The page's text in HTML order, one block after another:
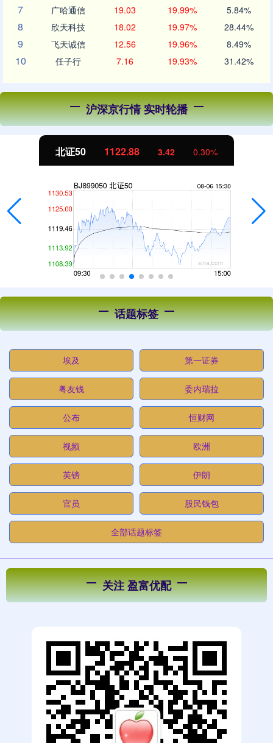
7 广哈通信 19.03 19.99% 5.84%
8 欣天科技 18.02 19.97% 28.44%
9 飞天诚信 12.56 19.96% 8.49%
10 任子行 7.16 19.93% 31.42%
沪深京行情 实时轮播
北证50 1122.88 3.42 0.30%
话题标签
埃及 第一证券
粤友钱 委内瑞拉
公布 恒财网
视频 欧洲
英镑 伊朗
官员 股民钱包
全部话题标签
关注 盈富优配